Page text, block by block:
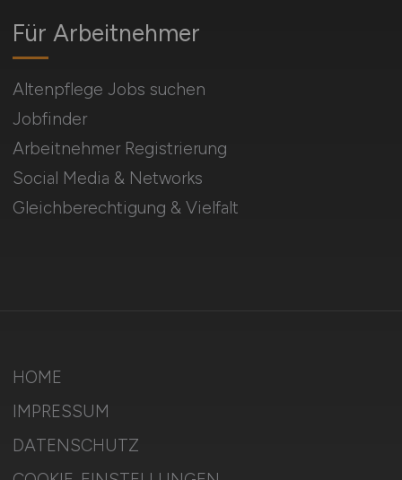
Für Arbeitnehmer
Altenpflege Jobs suchen
Jobfinder
Arbeitnehmer Registrierung
Social Media & Networks
Gleichberechtigung & Vielfalt
HOME
IMPRESSUM
DATENSCHUTZ